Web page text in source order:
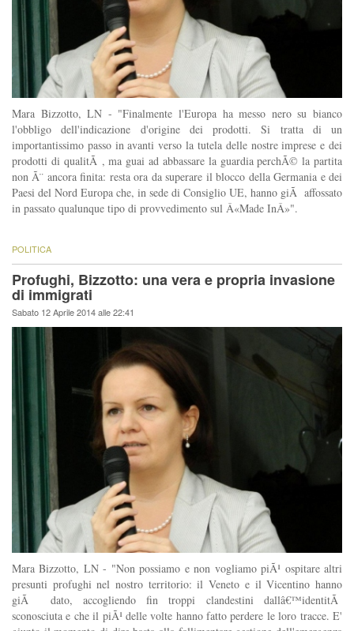
Mara Bizzotto, LN - "Finalmente l'Europa ha messo nero su bianco
l'obbligo dell'indicazione d'origine dei prodotti. Si tratta di un
importantissimo passo in avanti verso la tutela delle nostre imprese e dei
prodotti di qualitÃ , ma guai ad abbassare la guardia perchÃ© la partita
non Ã¨ ancora finita: resta ora da superare il blocco della Germania e dei
Paesi del Nord Europa che, in sede di Consiglio UE, hanno giÃ affossato
in passato qualunque tipo di provvedimento sul Â«Made InÂ»".
POLITICA
Profughi, Bizzotto: una vera e propria invasione
di immigrati
Sabato 12 Aprile 2014 alle 22:41
Mara Bizzotto, LN - "Non possiamo e non vogliamo piÃ¹ ospitare altri
presunti profughi nel nostro territorio: il Veneto e il Vicentino hanno
giÃ dato, accogliendo fin troppi clandestini dallâ€™identitÃ
sconosciuta e che il piÃ¹ delle volte hanno fatto perdere le loro tracce. E'